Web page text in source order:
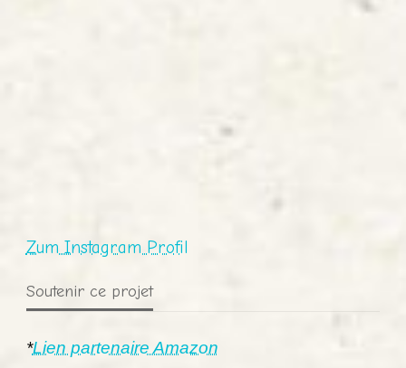
Zum Instagram Profil
Soutenir ce projet
*Lien partenaire Amazon